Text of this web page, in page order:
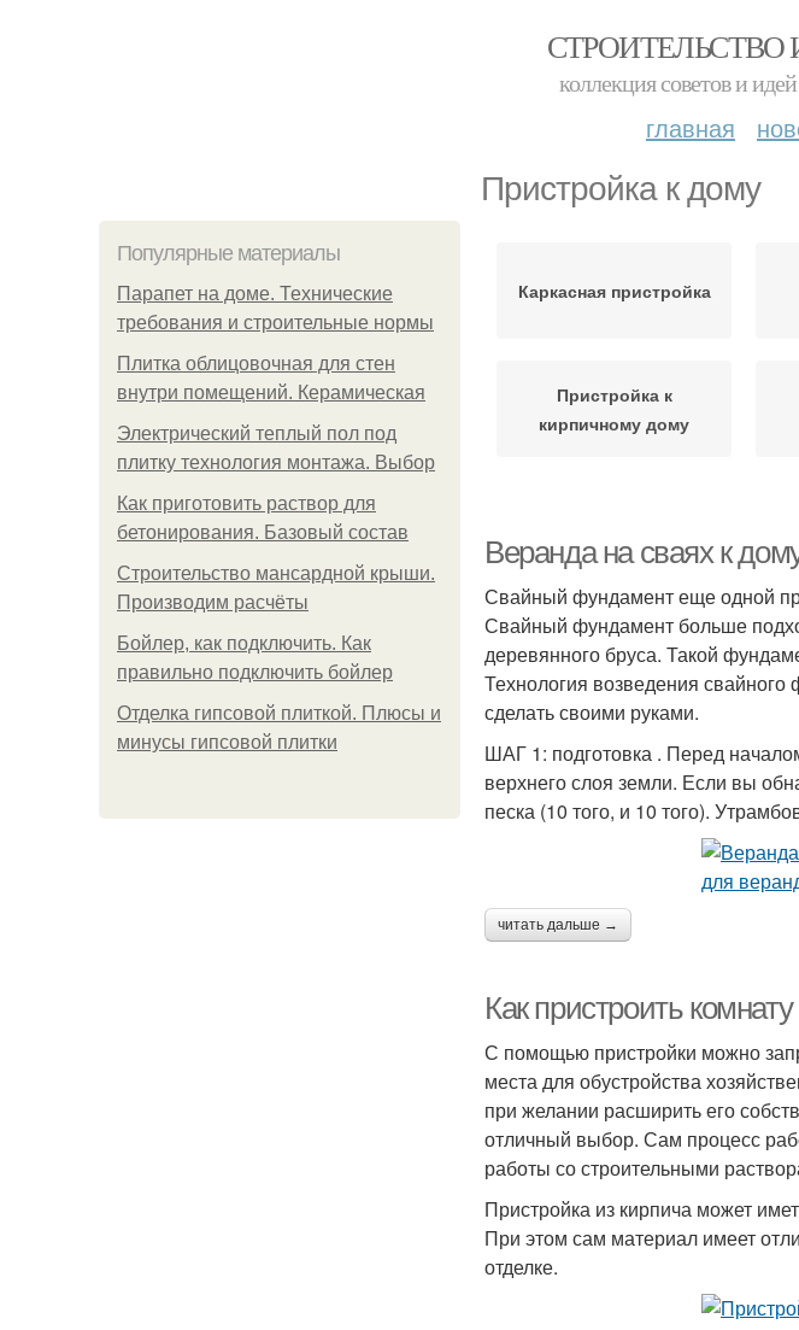
СТРОИТЕЛЬСТВО
коллекция советов и
главная
Пристройка к дому
Популярные материалы
Парапет на доме. Технические
требования и строительные нормы
Плитка облицовочная для стен
внутри помещений. Керамическая
Электрический теплый пол под
плитку технология монтажа. Выбор
Как приготовить раствор для
бетонирования. Базовый состав
Строительство мансардной крыши.
Производим расчёты
Бойлер, как подключить. Как
правильно подключить бойлер
Отделка гипсовой плиткой. Плюсы и
минусы гипсовой плитки
Каркасная пристройка
Пристройка к
кирпичному дому
Пристройка к
деревянному дому
Веранда на сваях к
Свайный фундамент еще одной
Свайный фундамент больше
деревянного бруса. Такой
Технология возведения
сделать своими руками.
ШАГ 1: подготовка . Перед
верхнего слоя земли. Если вы
песка (10 того, и 10 того).
читать дальше →
Как пристроить
С помощью пристройки можно
места для обустройства
при желании расширить его
отличный выбор. Сам процесс
работы со строительными
Пристройка из кирпича может
При этом сам материал имеет
отделке.